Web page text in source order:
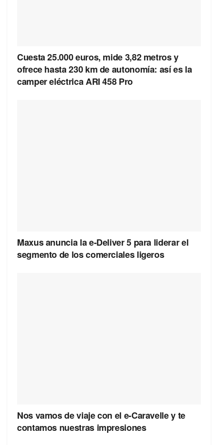
Cuesta 25.000 euros, mide 3,82 metros y
ofrece hasta 230 km de autonomía: así es la
camper eléctrica ARI 458 Pro
Maxus anuncia la e-Deliver 5 para liderar el
segmento de los comerciales ligeros
Nos vamos de viaje con el e-Caravelle y te
contamos nuestras impresiones